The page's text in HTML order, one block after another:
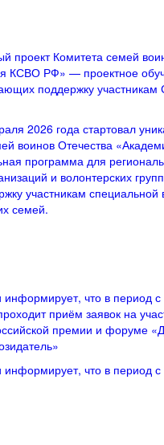
проект Комитета семей
КСВО РФ» — проектное
поддержку
2026 года стартовал
воинов Отечества
программа для
и волонтерских
участникам специальной
семей.
что в период с
приём заявок на
премии и форуме
что в период с